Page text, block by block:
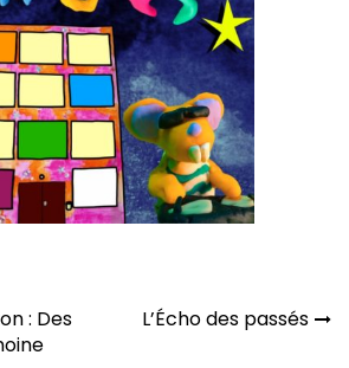
: Des
L’Écho des passés